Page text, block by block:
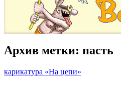
Архив метки: пасть
карикатура «На цепи»